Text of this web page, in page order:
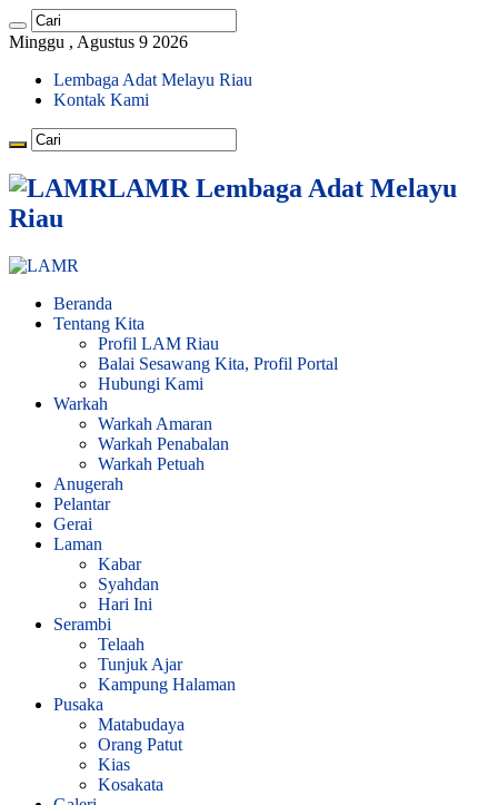
Minggu , Agustus 9 2026
Lembaga Adat Melayu Riau
Kontak Kami
LAMR Lembaga Adat Melayu
Riau
Beranda
Tentang Kita
Profil LAM Riau
Balai Sesawang Kita, Profil Portal
Hubungi Kami
Warkah
Warkah Amaran
Warkah Penabalan
Warkah Petuah
Anugerah
Pelantar
Gerai
Laman
Kabar
Syahdan
Hari Ini
Serambi
Telaah
Tunjuk Ajar
Kampung Halaman
Pusaka
Matabudaya
Orang Patut
Kias
Kosakata